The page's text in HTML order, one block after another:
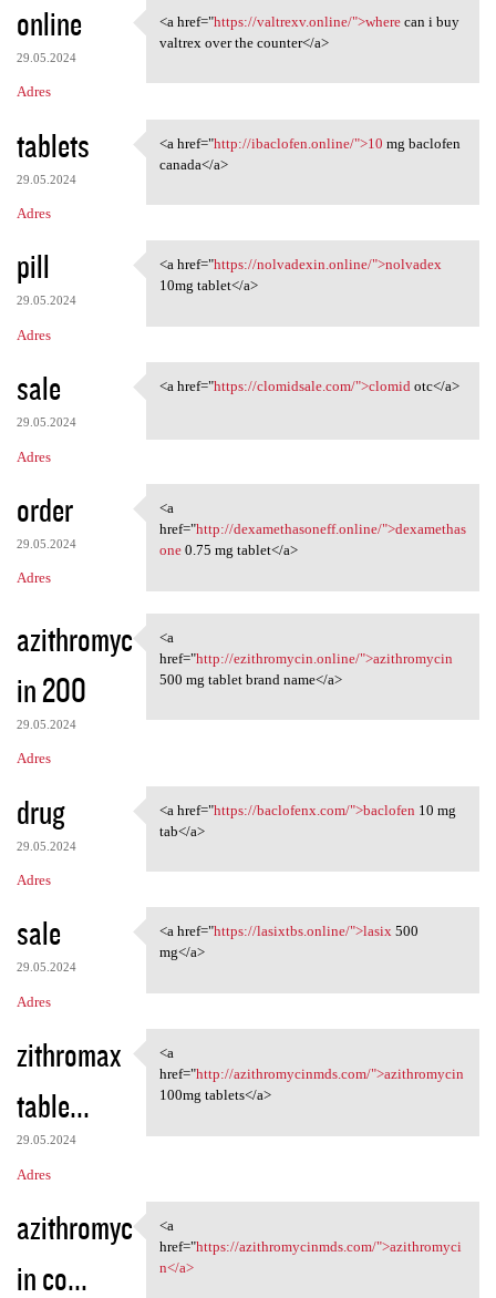
online
29.05.2024
Adres
<a href="https://valtrexv
<a href="https://valtrexv.online/">wherecan i buy
valtrex over the counter</a>
tablets
29.05.2024
Adres
<a href="http://ibaclofen
<a href="http://ibaclofen.online/">10 mg baclofen
canada</a>
pill
29.05.2024
Adres
<a href="https://nolvadexin
<a href="https://nolvadexin.online/">nolvadex
10mg tablet</a>
sale
29.05.2024
Adres
<a href="https://clomidsale
<a href="https://clomidsale.com/">clomidotc</a>
order
29.05.2024
Adres
<a href="http:/
<a
href="http://dexamethasoneff.online/">dexamethas
one0.75 mg tablet</a>
azithromyc
in 200
29.05.2024
Adres
<a href="http://ezithromycin
<a
href="http://ezithromycin.online/">azithromycin
500 mg tablet brand name</a>
drug
29.05.2024
Adres
<a href="https://baclofenx
<a href="https://baclofenx.com/">baclofen 10 mg
tab</a>
sale
29.05.2024
Adres
<a href="https://lasixtbs
<a href="https://lasixtbs.online/">lasix500
mg</a>
zithromax
table...
29.05.2024
Adres
<a href="http:/
<a
href="http://azithromycinmds.com/">azithromycin
100mg tablets</a>
azithromyc
in co...
<a href="https:/
<a
href="https://azithromycinmds.com/">azithromyci
n</a>